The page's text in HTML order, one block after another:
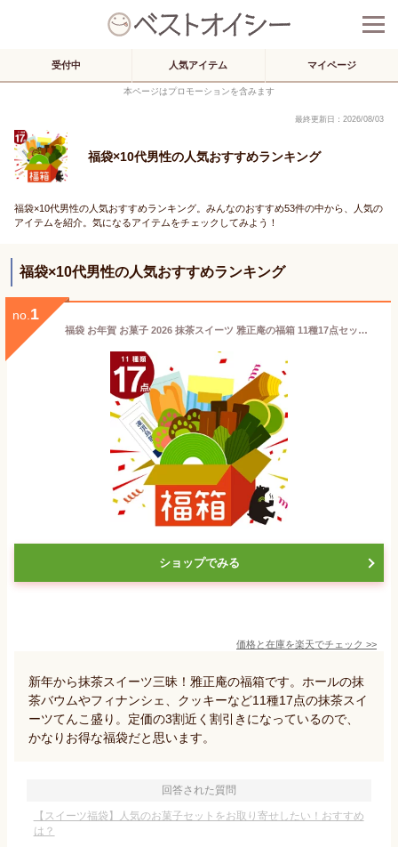
受付中 人気アイテム マイページ
本ページはプロモーションを含みます
最終更新日：2026/08/03
福袋×10代男性の人気おすすめランキング
福袋×10代男性の人気おすすめランキング。みんなのおすすめ53件の中から、人気の
アイテムを紹介。気になるアイテムをチェックしてみよう！
福袋×10代男性の人気おすすめランキング
no. 1
福袋 お年賀 お菓子 2026 抹茶スイーツ 雅正庵の福箱 11種17点セット 御年賀 正月 食品 送料無料 抹茶 バウムクーヘン フィナンシェ クッキー 焼き菓子 まんじゅう 和菓子 干し芋 個包装 お茶 烏龍茶 ウーロン茶 ティーバッグ
ショップでみる
価格と在庫を楽天でチェック >>
新年から抹茶スイーツ三昧！雅正庵の福箱です。ホールの抹
茶バウムやフィナンシェ、クッキーなど11種17点の抹茶スイ
ーツてんこ盛り。定価の3割近く割引きになっているので、
かなりお得な福袋だと思います。
回答された質問
【スイーツ福袋】人気のお菓子セットをお取り寄せしたい！おすすめ
は？